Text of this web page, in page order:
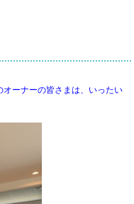
ーナーの皆さまは、いったい